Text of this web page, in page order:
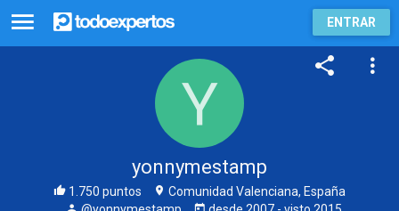
ENTRAR
yonnymestamp
1.750 puntos
Comunidad Valenciana, España